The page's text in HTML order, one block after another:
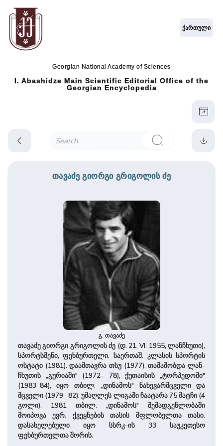
Georgian National Academy of Sciences
I. Abashidze Main Scientific Editorial Office of the
Georgian Encyclopedia
ქართული
თავაძე გიორგი გრიგოლის ძე
გ. თავაძე
თავაძე გიორგი გრიგოლის ძე (დ. 21. VI. 1955, ლან­ჩხუ­თი),
სპორტსმენი, ფეხბურთელი. საერთაშ. კლასის სპორტის
ოსტატი (1981). დაამთავრა თსუ (1977). თამაშობდა ლან­
ჩხუ­თის „გურიაში" (1972– 78), ქუთაისის „ტორპედოში"
(1983–84), იყო თბილ. „დინამოს" ნახევარმცველი და
მცველი (1979– 82). უმაღლეს ლიგაში ჩაატარა 75 მატჩი (4
გოლი). 1981 თბილ. „დინამოს" შემადგენლობაში
მოიპოვა ევრ. ქვეყნების თასის მფლობელთა თასი.
დასახელებული იყო სსრკ-ის 33 საუკეთესო
ფეხბურთელთა შორის.